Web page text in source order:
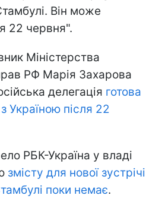
Він може
22 червня".
Міністерства
РФ Марія Захарова
делегація готова
Україною після 22
РБК-Україна у владі
змісту для нової зустрічі
поки немає.